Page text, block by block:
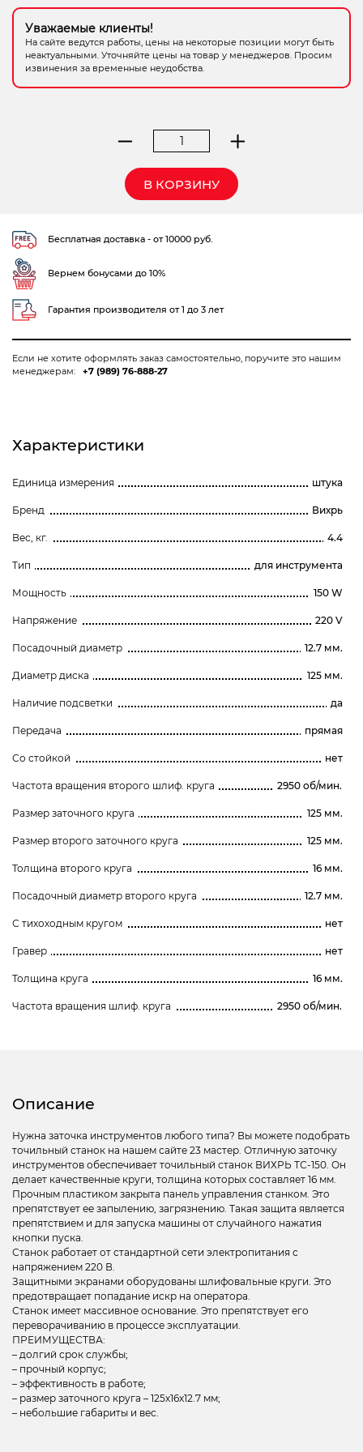
Уважаемые клиенты!
На сайте ведутся работы, цены на некоторые позиции могут быть
неактуальными. Уточняйте цены на товар у менеджеров. Просим
извинения за временные неудобства.
Количество
точило
В КОРЗИНУ
Бесплатная доставка - от 10000 руб.
Вернем бонусами до 10%
Гарантия производителя от 1 до 3 лет
Если не хотите оформлять заказ самостоятельно, поручите это нашим
менеджерам:
+7 (989) 76-888-27
Характеристики
Единица измерения штука
Бренд Вихрь
Вес, кг. 4.4
Тип для инструмента
Мощность 150 W
Напряжение 220 V
Посадочный диаметр 12.7 мм.
Диаметр диска 125 мм.
Наличие подсветки да
Передача прямая
Со стойкой нет
Частота вращения второго шлиф. круга 2950 об/мин.
Размер заточного круга 125 мм.
Размер второго заточного круга 125 мм.
Толщина второго круга 16 мм.
Посадочный диаметр второго круга 12.7 мм.
С тихоходным кругом нет
Гравер нет
Толщина круга 16 мм.
Частота вращения шлиф. круга 2950 об/мин.
Описание
Нужна заточка инструментов любого типа? Вы можете подобрать
точильный станок на нашем сайте 23 мастер. Отличную заточку
инструментов обеспечивает точильный станок ВИХРЬ ТС-150. Он
делает качественные круги, толщина которых составляет 16 мм.
Прочным пластиком закрыта панель управления станком. Это
препятствует ее запылению, загрязнению. Такая защита является
препятствием и для запуска машины от случайного нажатия
кнопки пуска.
Станок работает от стандартной сети электропитания с
напряжением 220 В.
Защитными экранами оборудованы шлифовальные круги. Это
предотвращает попадание искр на оператора.
Станок имеет массивное основание. Это препятствует его
переворачиванию в процессе эксплуатации.
ПРЕИМУЩЕСТВА:
– долгий срок службы;
– прочный корпус;
– эффективность в работе;
– размер заточного круга – 125х16х12.7 мм;
– небольшие габариты и вес.